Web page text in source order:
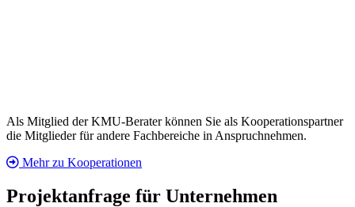
Als Mitglied der KMU-Berater können Sie als Kooperationspartner
die Mitglieder für andere Fachbereiche in Anspruchnehmen.
Mehr zu Kooperationen
Projektanfrage für Unternehmen